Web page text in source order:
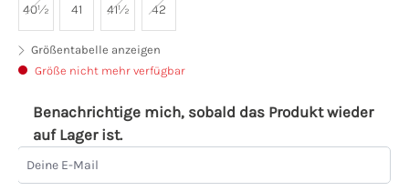
40½ 41 41½ 42
Größentabelle anzeigen
Größe nicht mehr verfügbar
Benachrichtige mich, sobald das Produkt wieder
auf Lager ist.
Deine E-Mail